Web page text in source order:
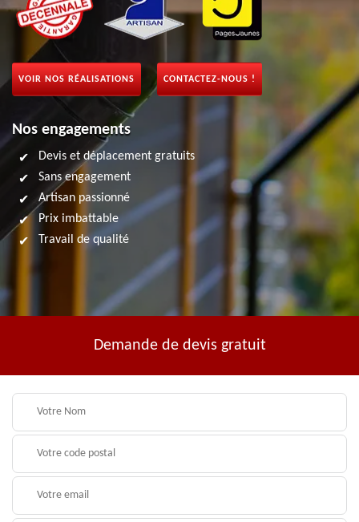
VOIR NOS RÉALISATIONS CONTACTEZ-NOUS !
Nos engagements
Devis et déplacement gratuits
Sans engagement
Artisan passionné
Prix imbattable
Travail de qualité
Demande de devis gratuit